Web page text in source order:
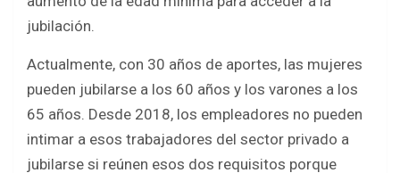
jubilación.
Actualmente, con 30 años de aportes, las mujeres
pueden jubilarse a los 60 años y los varones a los
65 años. Desde 2018, los empleadores no pueden
intimar a esos trabajadores del sector privado a
jubilarse si reúnen esos dos requisitos porque